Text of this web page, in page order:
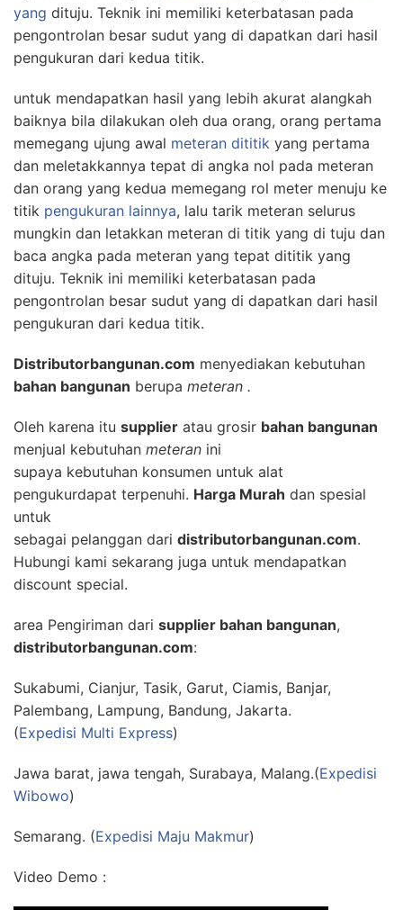
yang dituju. Teknik ini memiliki keterbatasan pada
pengontrolan besar sudut yang di dapatkan dari hasil
pengukuran dari kedua titik.
untuk mendapatkan hasil yang lebih akurat alangkah
baiknya bila dilakukan oleh dua orang, orang pertama
memegang ujung awal meteran dititik yang pertama
dan meletakkannya tepat di angka nol pada meteran
dan orang yang kedua memegang rol meter menuju ke
titik pengukuran lainnya, lalu tarik meteran selurus
mungkin dan letakkan meteran di titik yang di tuju dan
baca angka pada meteran yang tepat dititik yang
dituju. Teknik ini memiliki keterbatasan pada
pengontrolan besar sudut yang di dapatkan dari hasil
pengukuran dari kedua titik.
Distributorbangunan.com menyediakan kebutuhan
bahan bangunan berupa meteran .
Oleh karena itu supplier atau grosir bahan bangunan
menjual kebutuhan meteran ini
supaya kebutuhan konsumen untuk alat
pengukurdapat terpenuhi. Harga Murah dan spesial
untuk
sebagai pelanggan dari distributorbangunan.com.
Hubungi kami sekarang juga untuk mendapatkan
discount special.
area Pengiriman dari supplier bahan bangunan,
distributorbangunan.com:
Sukabumi, Cianjur, Tasik, Garut, Ciamis, Banjar,
Palembang, Lampung, Bandung, Jakarta.
(Expedisi Multi Express)
Jawa barat, jawa tengah, Surabaya, Malang.(Expedisi
Wibowo)
Semarang. (Expedisi Maju Makmur)
Video Demo :